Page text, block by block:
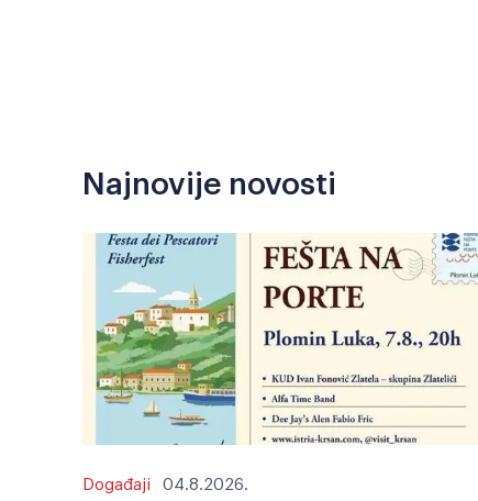
Najnovije novosti
Događaji 04.8.2026.